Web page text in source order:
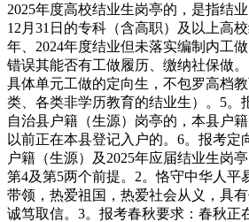
2025年度高校结业生岗亭的，是指结
12月31日的专科（含高职）及以上高
年、2024年度结业但未落实编制内工
错误其能否有工做履历、缴纳社保做
具体单元工做的定向生，不包罗高档
类、各类非学历教育的结业生）。5。
自治县户籍（生源）岗亭的，本县户
以前正在本县登记入户的。6。报考定
户籍（生源）及2025年应届结业生岗
第4及第5两个前提。2。恪守中华人平
带领，热爱祖国，热爱社会从义，具
诚笃取信。3。报考春秋要求：春秋正